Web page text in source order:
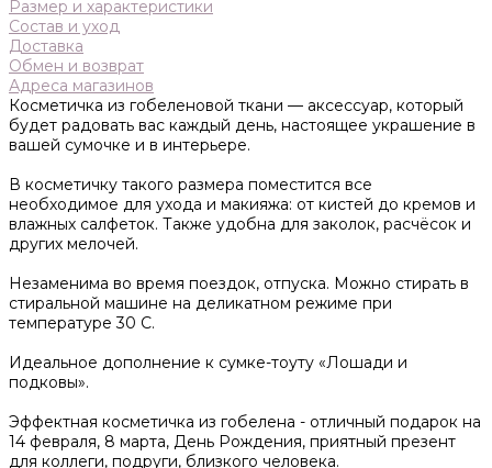
Размер и характеристики
Состав и уход
Доставка
Обмен и возврат
Адреса магазинов
Косметичка из гобеленовой ткани — аксессуар, который
будет радовать вас каждый день, настоящее украшение в
вашей сумочке и в интерьере.
В косметичку такого размера поместится все
необходимое для ухода и макияжа: от кистей до кремов и
влажных салфеток. Также удобна для заколок, расчёсок и
других мелочей.
Незаменима во время поездок, отпуска. Можно стирать в
стиральной машине на деликатном режиме при
температуре 30 С.
Идеальное дополнение к сумке-тоуту «Лошади и
подковы».
Эффектная косметичка из гобелена - отличный подарок на
14 февраля, 8 марта, День Рождения, приятный презент
для коллеги, подруги, близкого человека.